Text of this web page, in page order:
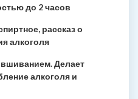
до 2 часов
рассказ о
алкоголя
Делает
алкоголя и